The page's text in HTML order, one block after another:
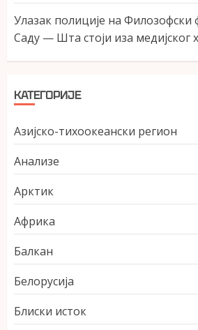
Улазак полиције на Филозофски
Саду — Шта стоји иза медијског
КАТЕГОРИЈЕ
Азијско-тихоокеански регион
Анализе
Арктик
Африка
Балкан
Белорусија
Блиски исток